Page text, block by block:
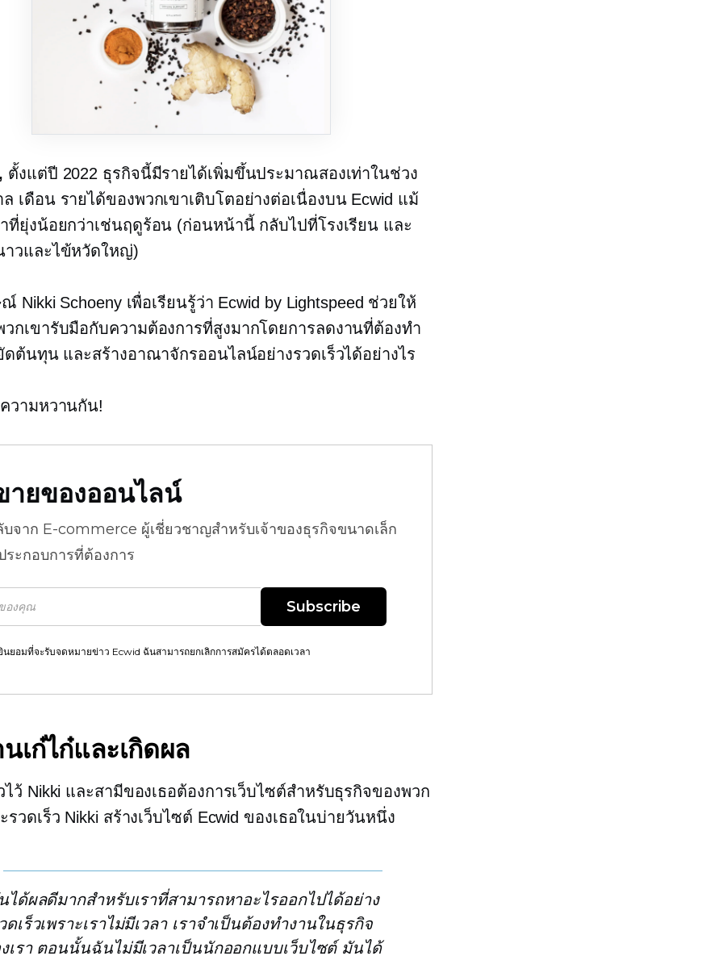
ตั้งแต่ปี 2022 ธุรกิจนี้มีรายได้เพิ่มขึ้นประมาณสองเท่าในช่วง
ล เดือน รายได้ของพวกเขาเติบโตอย่างต่อเนื่องบน Ecwid แม้
าที่ยุ่งน้อยกว่าเช่นฤดูร้อน (ก่อนหน้านี้ กลับไปที่โรงเรียน และ
าวและไข้หวัดใหญ่)
Nikki Schoeny เพื่อเรียนรู้ว่า Ecwid by Lightspeed ช่วยให้
กเขารับมือกับความต้องการที่สูงมากโดยการลดงานที่ต้องทำ
ดต้นทุน และสร้างอาณาจักรออนไลน์อย่างรวดเร็วได้อย่างไร
วามหวานกัน!
ายของออนไลน์
บจาก E-commerce ผู้เชี่ยวชาญสำหรับเจ้าของธุรกิจขนาดเล็ก
ระกอบการที่ต้องการ
Subscribe
ยอมที่จะรับจดหมายข่าว Ecwid ฉันสามารถยกเลิกการสมัครได้ตลอดเวลา
เก๋ไก๋และเกิดผล
ว้ Nikki และสามีของเธอต้องการเว็บไซต์สำหรับธุรกิจของพวก
วดเร็ว Nikki สร้างเว็บไซต์ Ecwid ของเธอในบ่ายวันหนึ่ง
ได้ผลดีมากสำหรับเราที่สามารถหาอะไรออกไปได้อย่าง
ดเร็วเพราะเราไม่มีเวลา เราจำเป็นต้องทำงานในธุรกิจ
เรา ตอนนั้นฉันไม่มีเวลาเป็นนักออกแบบเว็บไซต์ มันได้